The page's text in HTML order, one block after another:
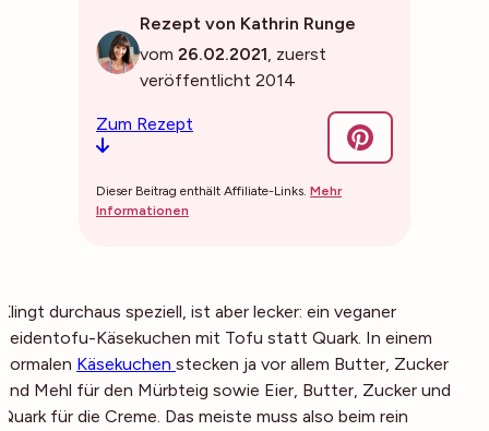
Rezept von Kathrin Runge
vom 26.02.2021, zuerst
veröffentlicht 2014
Zum Rezept
Dieser Beitrag enthält Affiliate-Links. Mehr
Informationen
Klingt durchaus speziell, ist aber lecker: ein veganer
Seidentofu-Käsekuchen mit Tofu statt Quark. In einem
normalen Käsekuchen stecken ja vor allem Butter, Zucker
und Mehl für den Mürbteig sowie Eier, Butter, Zucker und
Quark für die Creme. Das meiste muss also beim rein